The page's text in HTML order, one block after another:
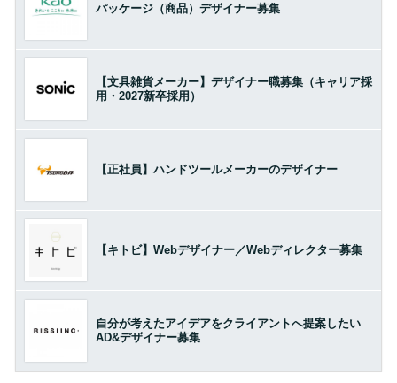
パッケージ（商品）デザイナー募集
【文具雑貨メーカー】デザイナー職募集（キャリア採
用・2027新卒採用）
【正社員】ハンドツールメーカーのデザイナー
【キトビ】Webデザイナー／Webディレクター募集
自分が考えたアイデアをクライアントへ提案したい
AD&デザイナー募集